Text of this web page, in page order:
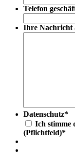
Telefon
Ihre Nachricht
Datenschutz*
Ich stimme
(Pflichtfeld)*